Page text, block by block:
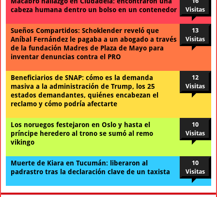
cabeza humana dentro un bolso en un contenedor
Visitas
Sueños Compartidos: Schoklender reveló que
Aníbal Fernández le pagaba a un abogado a través
de la fundación Madres de Plaza de Mayo para
inventar denuncias contra el PRO
13
Visitas
Beneficiarios de SNAP: cómo es la demanda
masiva a la administración de Trump, los 25
estados demandantes, quiénes encabezan el
reclamo y cómo podría afectarte
12
Visitas
Los noruegos festejaron en Oslo y hasta el
príncipe heredero al trono se sumó al remo
vikingo
10
Visitas
Muerte de Kiara en Tucumán: liberaron al
padrastro tras la declaración clave de un taxista
10
Visitas